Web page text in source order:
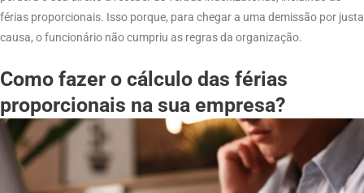
férias proporcionais. Isso porque, para chegar a uma demissão por justa
causa, o funcionário não cumpriu as regras da organização.
Como fazer o cálculo das férias
proporcionais na sua empresa?